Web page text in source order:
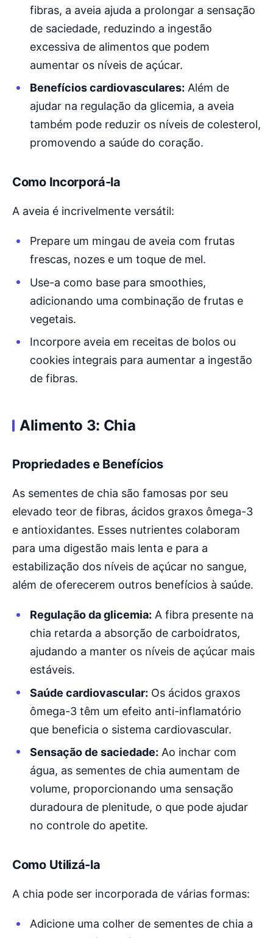
fibras, a aveia ajuda a prolongar a sensação
de saciedade, reduzindo a ingestão
excessiva de alimentos que podem
aumentar os níveis de açúcar.
Benefícios cardiovasculares: Além de
ajudar na regulação da glicemia, a aveia
também pode reduzir os níveis de colesterol,
promovendo a saúde do coração.
Como Incorporá-la
A aveia é incrivelmente versátil:
Prepare um mingau de aveia com frutas
frescas, nozes e um toque de mel.
Use-a como base para smoothies,
adicionando uma combinação de frutas e
vegetais.
Incorpore aveia em receitas de bolos ou
cookies integrais para aumentar a ingestão
de fibras.
Alimento 3: Chia
Propriedades e Benefícios
As sementes de chia são famosas por seu
elevado teor de fibras, ácidos graxos ômega-3
e antioxidantes. Esses nutrientes colaboram
para uma digestão mais lenta e para a
estabilização dos níveis de açúcar no sangue,
além de oferecerem outros benefícios à saúde.
Regulação da glicemia: A fibra presente na
chia retarda a absorção de carboidratos,
ajudando a manter os níveis de açúcar mais
estáveis.
Saúde cardiovascular: Os ácidos graxos
ômega-3 têm um efeito anti-inflamatório
que beneficia o sistema cardiovascular.
Sensação de saciedade: Ao inchar com
água, as sementes de chia aumentam de
volume, proporcionando uma sensação
duradoura de plenitude, o que pode ajudar
no controle do apetite.
Como Utilizá-la
A chia pode ser incorporada de várias formas:
Adicione uma colher de sementes de chia a